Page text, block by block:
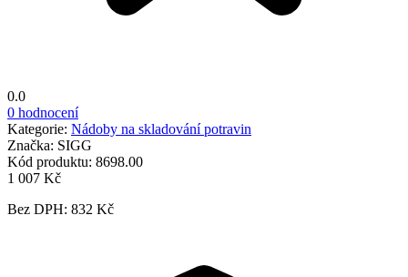
0.0
0 hodnocení
Kategorie: Nádoby na skladování potravin
Značka: SIGG
Kód produktu: 8698.00
1 007 Kč
Bez DPH: 832 Kč